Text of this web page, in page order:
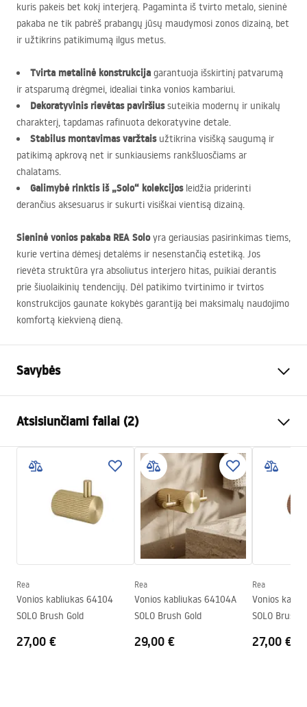
kuris pakeis bet kokį interjerą. Pagaminta iš tvirto metalo, sieninė
pakaba ne tik pabrėš prabangų jūsų maudymosi zonos dizainą, bet
ir užtikrins patikimumą ilgus metus.
Tvirta metalinė konstrukcija garantuoja išskirtinį patvarumą
ir atsparumą drėgmei, idealiai tinka vonios kambariui.
Dekoratyvinis rievėtas paviršiussuteikia modernų ir unikalų
charakterį, tapdamas rafinuota dekoratyvine detale.
Stabilus montavimas varžtaisužtikrina visišką saugumą ir
patikimą apkrovą net ir sunkiausiems rankšluosčiams ar
chalatams.
Galimybė rinktis iš „Solo“ kolekcijosleidžia priderinti
derančius aksesuarus ir sukurti visiškai vientisą dizainą.
Sieninė vonios pakaba REA Soloyra geriausias pasirinkimas tiems,
kurie vertina dėmesį detalėms ir nesenstančią estetiką. Jos
rievėta struktūra yra absoliutus interjero hitas, puikiai derantis
prie šiuolaikinių tendencijų. Dėl patikimo tvirtinimo ir tvirtos
konstrukcijos gaunate kokybės garantiją bei maksimalų naudojimo
komfortą kiekvieną dieną.
Savybės
Medžiaga
Montavimo būdas
Prisukamas
Plotis
30
mm
45 mm
52
mm
Solo
24 mėnesių
Atsisiunčiami failai (2)
Garantijos sąlygos
Warranty_Terms_and_Conditions_Accessories_-_24.pdf
Saugos informacija
Safety_Information_Accessories.pdf
Rea
Vonios kabliukas 64104
SOLO Brush Gold
27,00 €
Rea
Vonios kabliukas 64104A
SOLO Brush Gold
29,00 €
Rea
Vonios
SOLO Brush
27,00 €